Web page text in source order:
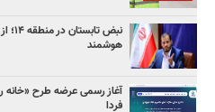
نبض
هوشمند
آغاز رسمی عرضه طرح «خانه
فردا